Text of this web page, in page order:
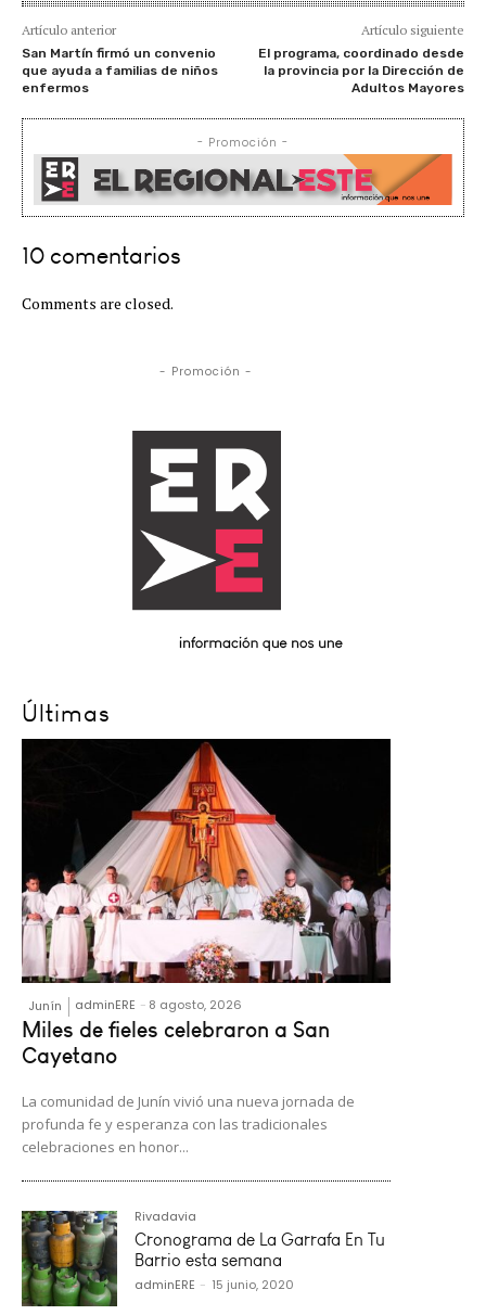
Artículo anterior
San Martín firmó un convenio
que ayuda a familias de niños
enfermos
Artículo siguiente
El programa, coordinado desde
la provincia por la Dirección de
Adultos Mayores
- Promoción -
10 comentarios
Comments are closed.
- Promoción -
Últimas
Junín adminERE - 8 agosto, 2026
Miles de fieles celebraron a San
Cayetano
La comunidad de Junín vivió una nueva jornada de
profunda fe y esperanza con las tradicionales
celebraciones en honor...
Rivadavia
Cronograma de La Garrafa En Tu
Barrio esta semana
adminERE - 15 junio, 2020